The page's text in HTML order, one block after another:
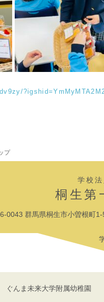
プ
学校
桐生第
0043 群馬県桐生市小曽根
ぐんま未来大学附属幼稚園